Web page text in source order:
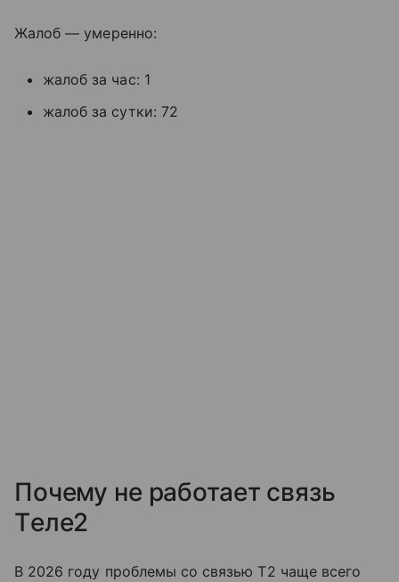
Жалоб — умеренно:
жалоб за час: 1
жалоб за сутки: 72
Почему не работает связь
Tеле2
В 2026 году проблемы со связью T2 чаще всего